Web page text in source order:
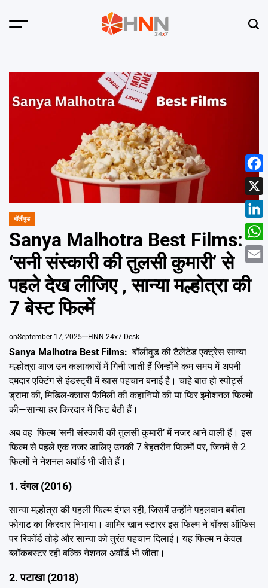
Menu
POSTED
बॉलीवुड
Sanya Malhotra Best Films:
‘सनी संस्कारी की तुलसी कुमारी’ से
पहले देख लीजिए , सान्या मल्होत्रा की
7 बेस्ट फिल्में
onSeptember 17, 2025 HNN 24x7 Desk
Sanya Malhotra Best Films: बॉलीवुड की टैलेंटेड एक्ट्रेस सान्या
मल्होत्रा आज उन कलाकारों में गिनी जाती हैं जिन्होंने कम समय में अपनी
दमदार एक्टिंग से इंडस्ट्री में खास पहचान बनाई है। चाहे बात हो स्पोर्ट्स
ड्रामा की, मिडिल-क्लास फैमिली की कहानियों की या फिर इमोशनल फिल्मों
की—सान्या हर किरदार में फिट बैठी हैं।
अब वह फिल्म ‘सनी संस्कारी की तुलसी कुमारी’ में नजर आने वाली हैं। इस
फिल्म से पहले एक नजर डालिए उनकी 7 बेहतरीन फिल्मों पर, जिनमें से 2
फिल्मों ने नेशनल अवॉर्ड भी जीते हैं।
1. दंगल (2016)
सान्या मल्होत्रा की पहली फिल्म दंगल रही, जिसमें उन्होंने पहलवान बबीता
फोगाट का किरदार निभाया। आमिर खान स्टारर इस फिल्म ने बॉक्स ऑफिस
पर रिकॉर्ड तोड़े और सान्या को तुरंत पहचान दिलाई। यह फिल्म न केवल
ब्लॉकबस्टर रही बल्कि नेशनल अवॉर्ड भी जीता।
2. पटाखा (2018)
X